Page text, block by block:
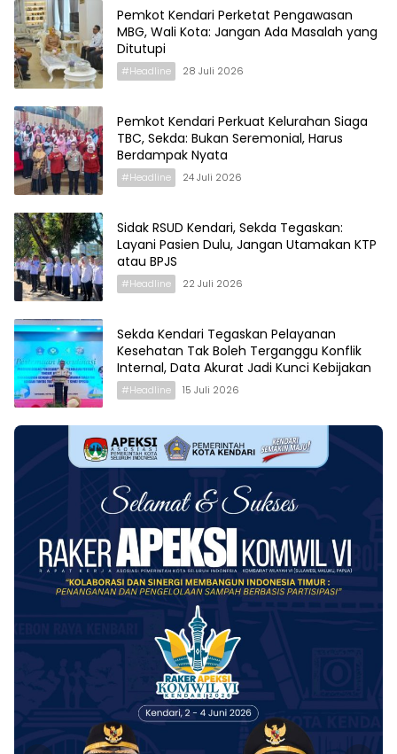
Pemkot Kendari Perketat Pengawasan
MBG, Wali Kota: Jangan Ada Masalah yang
Ditutupi
#Headline 28 Juli 2026
Pemkot Kendari Perkuat Kelurahan Siaga
TBC, Sekda: Bukan Seremonial, Harus
Berdampak Nyata
#Headline 24 Juli 2026
Sidak RSUD Kendari, Sekda Tegaskan:
Layani Pasien Dulu, Jangan Utamakan KTP
atau BPJS
#Headline 22 Juli 2026
Sekda Kendari Tegaskan Pelayanan
Kesehatan Tak Boleh Terganggu Konflik
Internal, Data Akurat Jadi Kunci Kebijakan
#Headline 15 Juli 2026